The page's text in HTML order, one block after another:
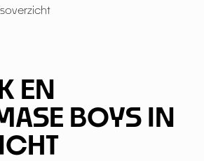
EN
BOYS IN